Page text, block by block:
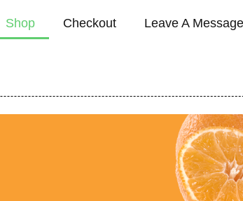
Shop Checkout Leave A Message